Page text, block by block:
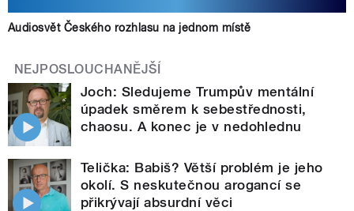
Audiosvět Českého rozhlasu na jednom místě
NEJPOSLOUCHANĚJŠÍ
Joch: Sledujeme Trumpův mentální
úpadek směrem k sebestřednosti,
chaosu. A konec je v nedohlednu
Telička: Babiš? Větší problém je jeho
okolí. S neskutečnou arogancí se
přikrývají absurdní věci